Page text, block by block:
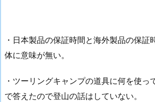
・日本製品の保証時間と海外製品の保証
体に意味が無い。
・ツーリングキャンプの道具に何を使っ
で答えたので登山の話はしていない。